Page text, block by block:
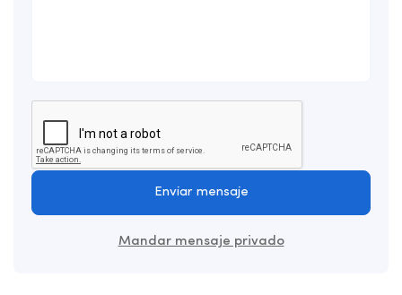
Enviar mensaje
Mandar mensaje privado